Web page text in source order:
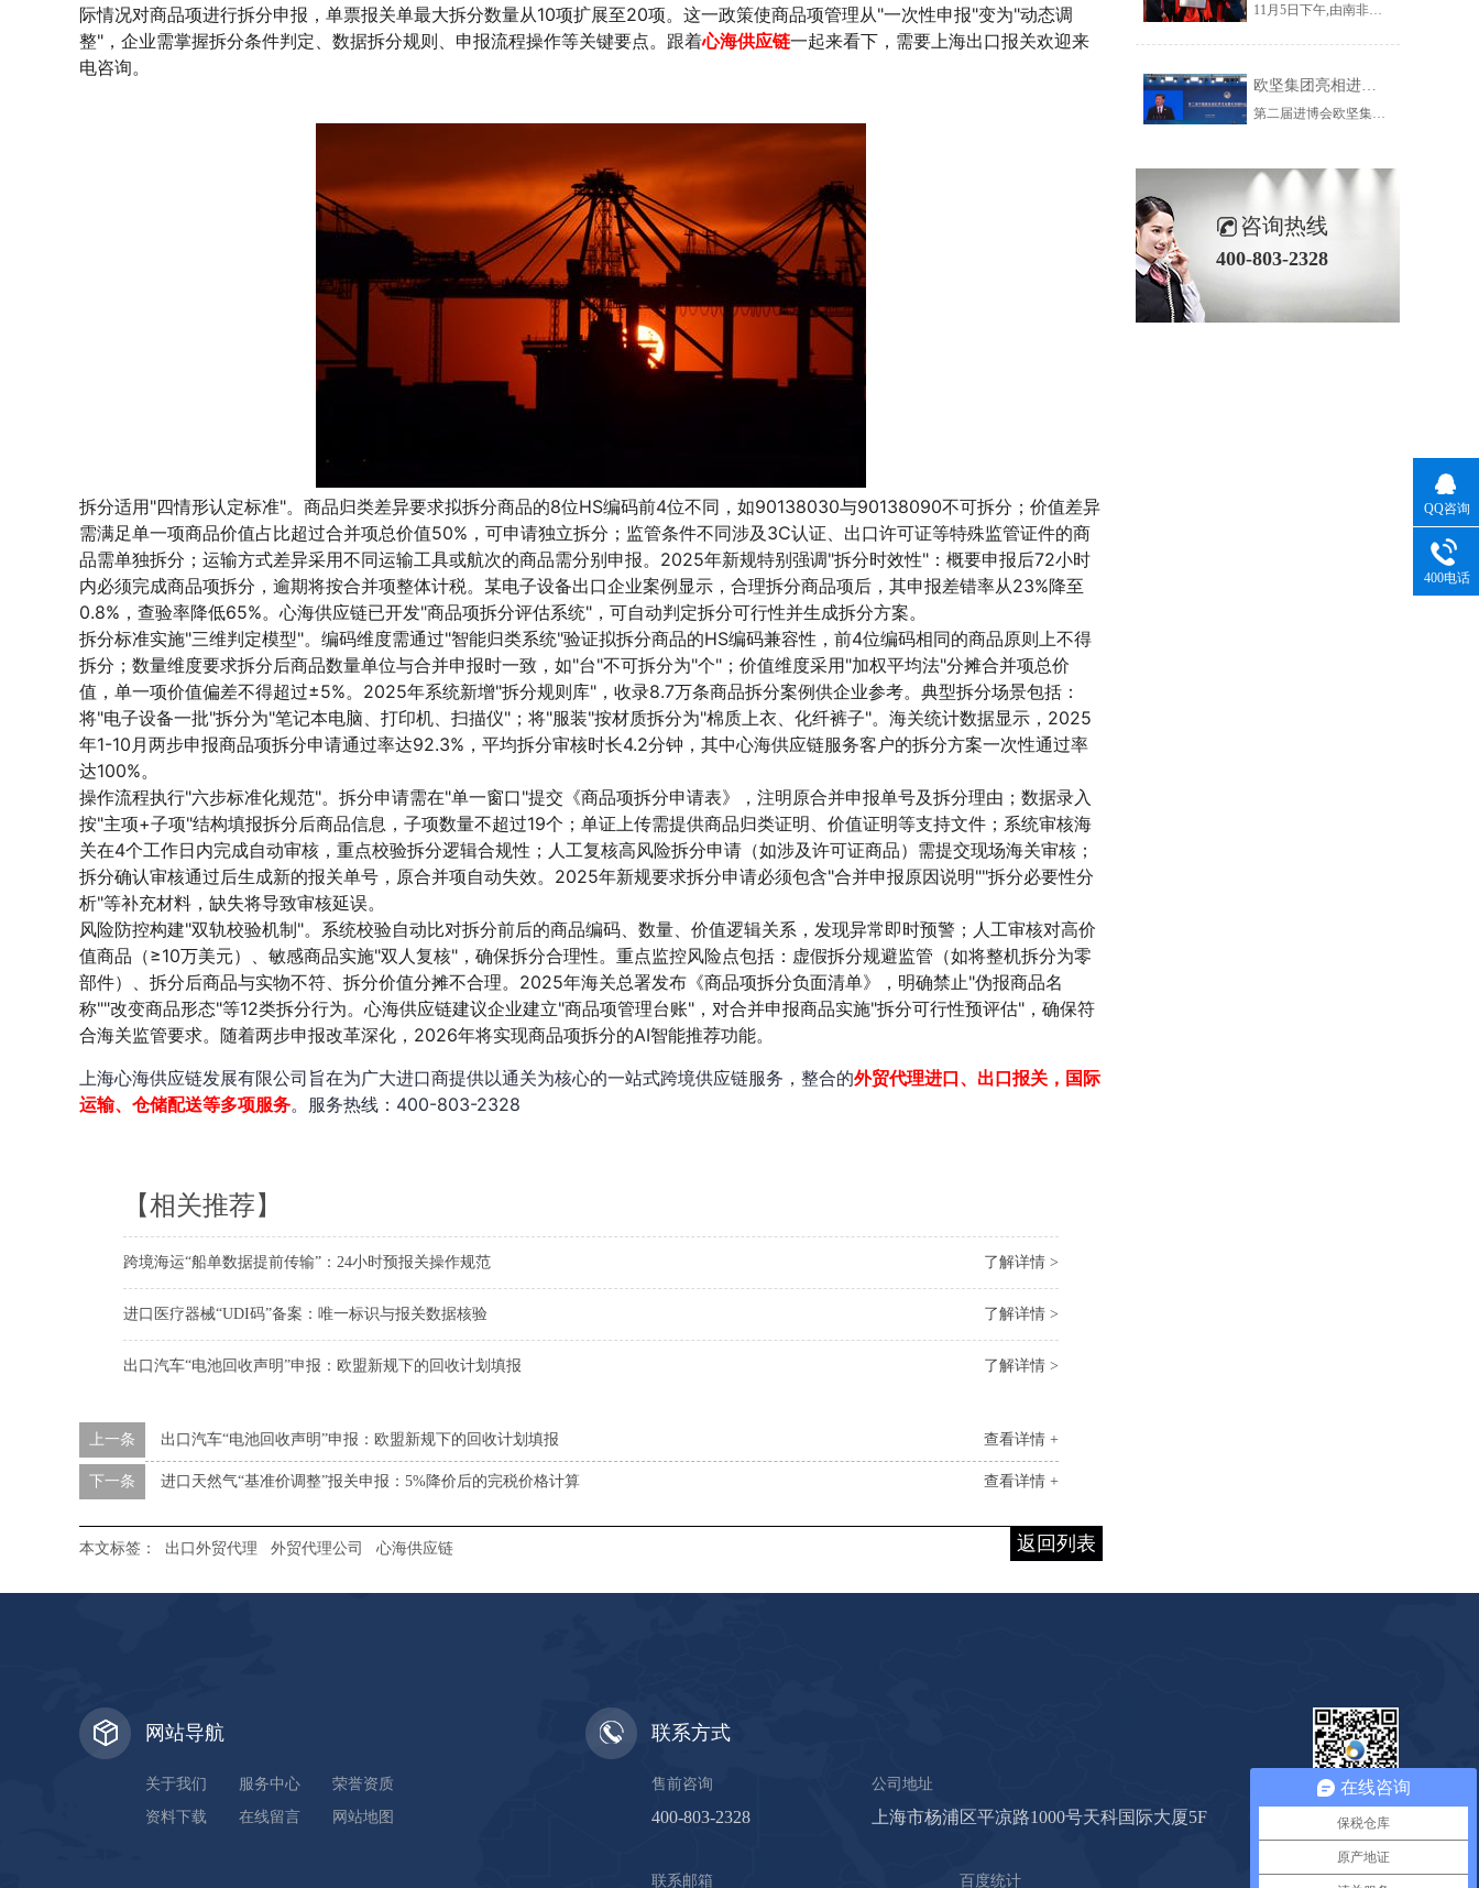
际情况对商品项进行拆分申报，单票报关单最大拆分数量从10项扩展至20项。这一政策使商品项管理从"一次性申报"变为"动态调
整"，企业需掌握拆分条件判定、数据拆分规则、申报流程操作等关键要点。跟着心海供应链一起来看下，需要上海出口报关欢迎来
电咨询。
拆分适用"四情形认定标准"。商品归类差异要求拟拆分商品的8位HS编码前4位不同，如90138030与90138090不可拆分；价值差异
需满足单一项商品价值占比超过合并项总价值50%，可申请独立拆分；监管条件不同涉及3C认证、出口许可证等特殊监管证件的商
品需单独拆分；运输方式差异采用不同运输工具或航次的商品需分别申报。2025年新规特别强调"拆分时效性"：概要申报后72小时
内必须完成商品项拆分，逾期将按合并项整体计税。某电子设备出口企业案例显示，合理拆分商品项后，其申报差错率从23%降至
0.8%，查验率降低65%。心海供应链已开发"商品项拆分评估系统"，可自动判定拆分可行性并生成拆分方案。
拆分标准实施"三维判定模型"。编码维度需通过"智能归类系统"验证拟拆分商品的HS编码兼容性，前4位编码相同的商品原则上不得
拆分；数量维度要求拆分后商品数量单位与合并申报时一致，如"台"不可拆分为"个"；价值维度采用"加权平均法"分摊合并项总价
值，单一项价值偏差不得超过±5%。2025年系统新增"拆分规则库"，收录8.7万条商品拆分案例供企业参考。典型拆分场景包括：
将"电子设备一批"拆分为"笔记本电脑、打印机、扫描仪"；将"服装"按材质拆分为"棉质上衣、化纤裤子"。海关统计数据显示，2025
年1-10月两步申报商品项拆分申请通过率达92.3%，平均拆分审核时长4.2分钟，其中心海供应链服务客户的拆分方案一次性通过率
达100%。
操作流程执行"六步标准化规范"。拆分申请需在"单一窗口"提交《商品项拆分申请表》，注明原合并申报单号及拆分理由；数据录入
按"主项+子项"结构填报拆分后商品信息，子项数量不超过19个；单证上传需提供商品归类证明、价值证明等支持文件；系统审核海
关在4个工作日内完成自动审核，重点校验拆分逻辑合规性；人工复核高风险拆分申请（如涉及许可证商品）需提交现场海关审核；
拆分确认审核通过后生成新的报关单号，原合并项自动失效。2025年新规要求拆分申请必须包含"合并申报原因说明""拆分必要性分
析"等补充材料，缺失将导致审核延误。
风险防控构建"双轨校验机制"。系统校验自动比对拆分前后的商品编码、数量、价值逻辑关系，发现异常即时预警；人工审核对高价
值商品（≥10万美元）、敏感商品实施"双人复核"，确保拆分合理性。重点监控风险点包括：虚假拆分规避监管（如将整机拆分为零
部件）、拆分后商品与实物不符、拆分价值分摊不合理。2025年海关总署发布《商品项拆分负面清单》，明确禁止"伪报商品名
称""改变商品形态"等12类拆分行为。心海供应链建议企业建立"商品项管理台账"，对合并申报商品实施"拆分可行性预评估"，确保符
合海关监管要求。随着两步申报改革深化，2026年将实现商品项拆分的AI智能推荐功能。
上海心海供应链发展有限公司旨在为广大进口商提供以通关为核心的一站式跨境供应链服务，整合的外贸代理进口、出口报关，国际
运输、仓储配送等多项服务。服务热线：400-803-2328
【相关推荐】
了解详情 >
跨境海运“船单数据提前传输”：24小时预报关操作规范
了解详情 >
进口医疗器械“UDI码”备案：唯一标识与报关数据核验
了解详情 >
出口汽车“电池回收声明”申报：欧盟新规下的回收计划填报
查看详情 +
上一条 出口汽车“电池回收声明”申报：欧盟新规下的回收计划填报
查看详情 +
下一条 进口天然气“基准价调整”报关申报：5%降价后的完税价格计算
返回列表
本文标签： 出口外贸代理 外贸代理公司 心海供应链
11月5日下午,由南非小企业发展部副部长玛丽·卡帕女士带队,南部非洲上海工商联谊总会组织南非政府官员、企业家、华人华侨社团成员一行53人到访杨浦区,参加“南非—杨浦投资促进对接会暨南非贸易港上海运营中心揭牌仪式”并参观了欧坚集团。
欧坚集团亮相进博会虹桥国际经济论坛看全球贸易新趋势
第二届进博会欧坚集团旗下欣海国际报关集团有限公司在服务贸易展区1.1B9-07为您服务！欢迎您的莅临,我们不见不散~
咨询热线
400-803-2328
网站导航
关于我们 服务中心
荣誉资质
资料下载
在线留言 网站地图
联系方式
售前咨询
400-803-2328
公司地址
上海市杨浦区平凉路1000号天科国际大厦5F
联系邮箱 百度统计
心海公众号
QQ咨询
400电话
在线咨询
保税仓库
原产地证